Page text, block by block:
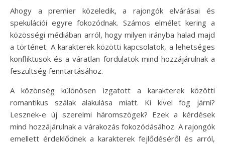
Ahogy a premier közeledik, a rajongók elvárásai és
spekulációi egyre fokozódnak. Számos elmélet kering a
közösségi médiában arról, hogy milyen irányba halad majd
a történet. A karakterek közötti kapcsolatok, a lehetséges
konfliktusok és a váratlan fordulatok mind hozzájárulnak a
feszültség fenntartásához.
A közönség különösen izgatott a karakterek közötti
romantikus szálak alakulása miatt. Ki kivel fog járni?
Lesznek-e új szerelmi háromszögek? Ezek a kérdések
mind hozzájárulnak a várakozás fokozódásához. A rajongók
emellett érdeklődnek a karakterek fejlődéséről és arról,